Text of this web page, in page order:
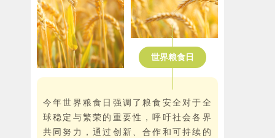
世界粮食日
今年世界粮食日强调了粮食安全对于全
球稳定与繁荣的重要性，呼吁社会各界
共同努力，通过创新、合作和可持续的